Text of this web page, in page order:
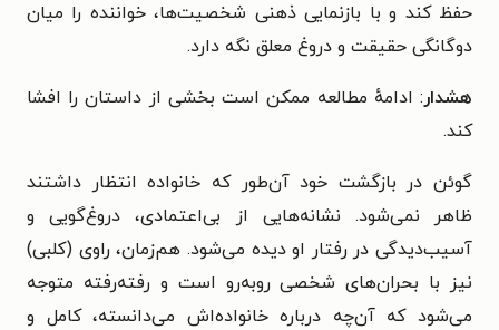
حفظ کند و با بازنمایی ذهنی شخصیت‌ها، خواننده را میان
دوگانگی حقیقت و دروغ معلق نگه دارد.
هشدار: ادامهٔ مطالعه ممکن است بخشی از داستان را افشا
کند.
گوئن در بازگشت خود آن‌طور که خانواده انتظار داشتند
ظاهر نمی‌شود. نشانه‌هایی از بی‌اعتمادی، دروغ‌گویی و
آسیب‌دیدگی در رفتار او دیده می‌شود. هم‌زمان، راوی (کلبی)
نیز با بحران‌های شخصی روبه‌رو است و رفته‌رفته متوجه
می‌شود که آن‌چه درباره خانواده‌اش می‌دانسته، کامل و